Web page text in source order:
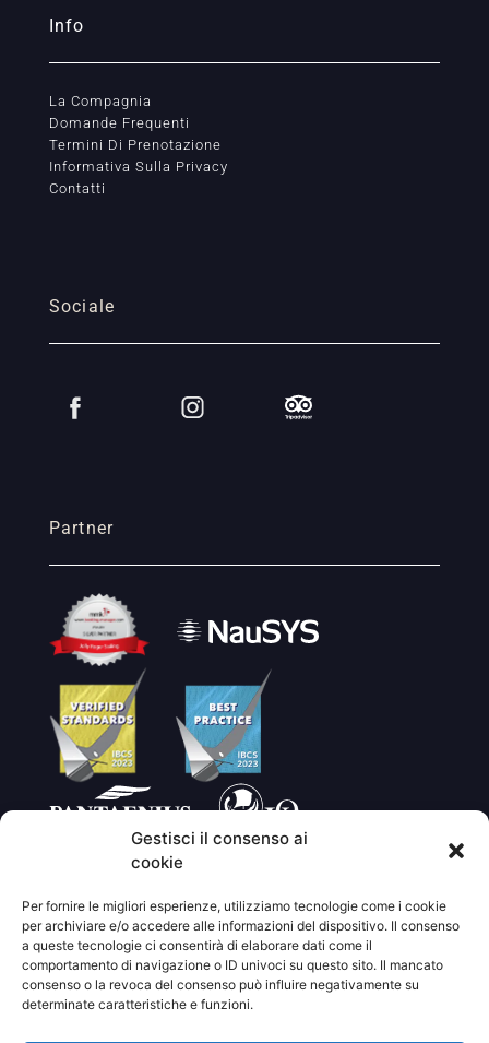
Gestisci il consenso ai
cookie
Per fornire le migliori esperienze, utilizziamo tecnologie come i cookie
per archiviare e/o accedere alle informazioni del dispositivo. Il consenso
a queste tecnologie ci consentirà di elaborare dati come il
comportamento di navigazione o ID univoci su questo sito. Il mancato
consenso o la revoca del consenso può influire negativamente su
determinate caratteristiche e funzioni.
Info
La Compagnia
Domande Frequenti
Termini Di Prenotazione
Informativa Sulla Privacy
Contatti
Sociale
Partner